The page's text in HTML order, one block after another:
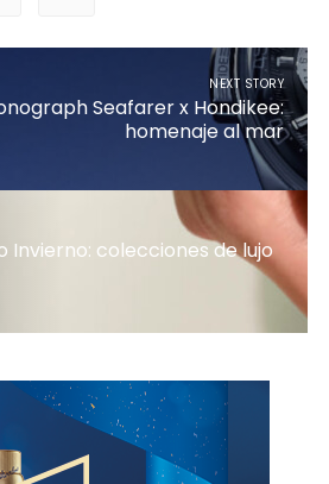
NEXT STORY
Seafarer x Hondikee:
homenaje al mar
Invierno: colecciones de lujo